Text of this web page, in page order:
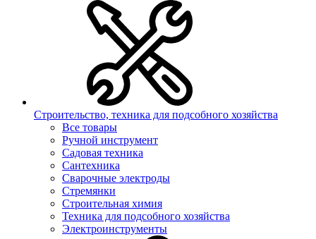
Строительство, техника для подсобного хозяйства
Все товары
Ручной инструмент
Садовая техника
Сантехника
Сварочные электроды
Стремянки
Строительная химия
Техника для подсобного хозяйства
Электроинструменты